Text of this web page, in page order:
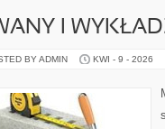
I
BY ADMIN KWI - 9 - 2026